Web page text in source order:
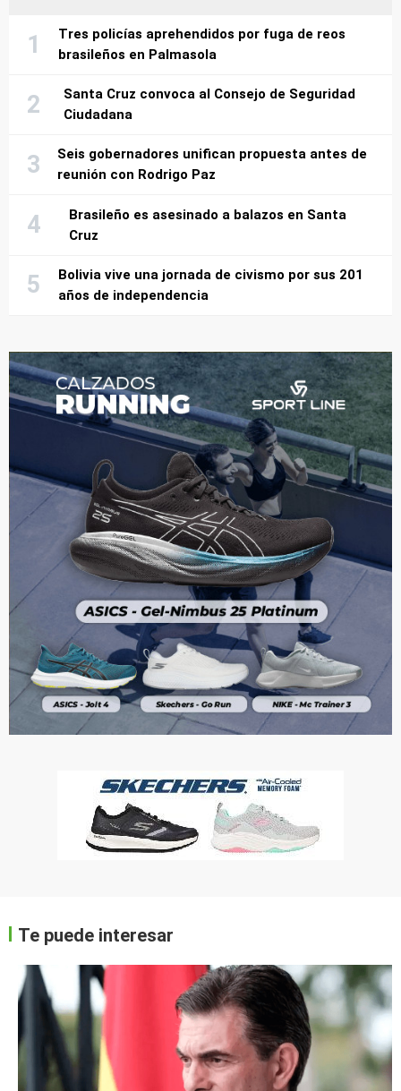
Tres policías aprehendidos por fuga de reos
brasileños en Palmasola
Santa Cruz convoca al Consejo de Seguridad
Ciudadana
Seis gobernadores unifican propuesta antes de
reunión con Rodrigo Paz
Brasileño es asesinado a balazos en Santa
Cruz
Bolivia vive una jornada de civismo por sus 201
años de independencia
Te puede interesar